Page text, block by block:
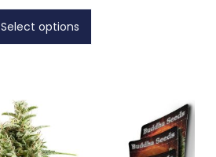
Select options